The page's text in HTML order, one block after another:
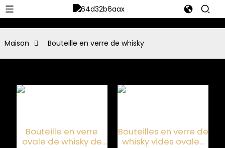
Maison Bouteille en verre de whisky
Bouteille en verre
ovale de whisky de
Bouteilles en verre de
whisky vides ovales